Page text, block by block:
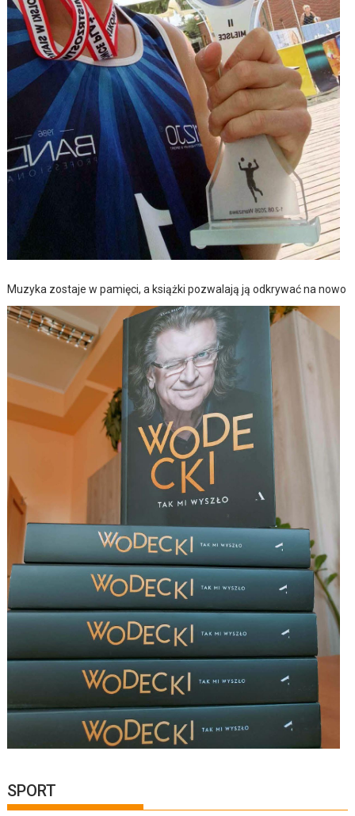
Muzyka zostaje w pamięci, a książki pozwalają ją odkrywać na nowo
SPORT